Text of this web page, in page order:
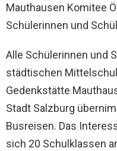
Mauthausen Komitee
Schülerinnen und
Alle Schülerinnen und
städtischen
Gedenkstätte
Stadt Salzburg
Busreisen. Das
sich 20 Schulklassen